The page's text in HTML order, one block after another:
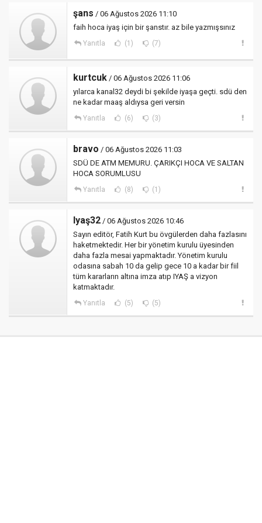
şans / 06 Ağustos 2026 11:10
faih hoca iyaş için bir şanstır. az bile yazmışsınız
Yanıtla (1) (7)
kurtcuk / 06 Ağustos 2026 11:06
yılarca kanal32 deydi bi şekilde iyaşa geçti. sdü den
ne kadar maaş aldıysa geri versin
Yanıtla (6) (3)
bravo / 06 Ağustos 2026 11:03
SDÜ DE ATM MEMURU. ÇARIKÇI HOCA VE SALTAN
HOCA SORUMLUSU
Yanıtla (8) (1)
Iyaş32 / 06 Ağustos 2026 10:46
Sayın editör, Fatih Kurt bu övgülerden daha fazlasını
haketmektedir. Her bir yönetim kurulu üyesinden
daha fazla mesai yapmaktadır. Yönetim kurulu
odasına sabah 10 da gelip gece 10 a kadar bir fiil
tüm kararların altına imza atıp IYAŞ a vizyon
katmaktadır.
Yanıtla (5) (5)